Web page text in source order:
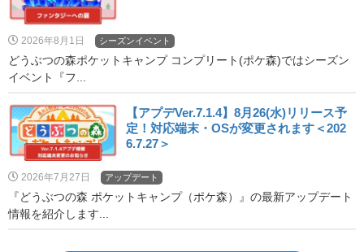
2026年8月1日 シーズンイベント
どうぶつの森ポケットキャンプ コンプリート(ポケ森)ではシーズン
イベント『フ...
【アプデVer.7.1.4】8月26(水)リリース予
定！対応端末・OSが変更されます＜202
6.7.27＞
2026年7月27日 アップデート
『どうぶつの森 ポケットキャンプ（ポケ森）』の最新アップデート
情報を紹介します...